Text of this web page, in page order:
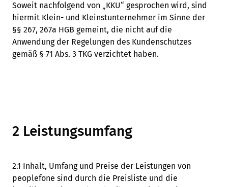
Soweit nachfolgend von „KKU“ gesprochen wird, sind
hiermit Klein- und Kleinstunternehmer im Sinne der
§§ 267, 267a HGB gemeint, die nicht auf die
Anwendung der Regelungen des Kundenschutzes
gemäß § 71 Abs. 3 TKG verzichtet haben.
2 Leistungsumfang
2.1 Inhalt, Umfang und Preise der Leistungen von
peoplefone sind durch die Preisliste und die